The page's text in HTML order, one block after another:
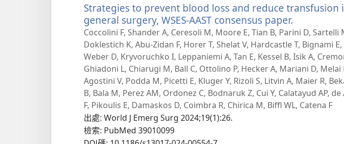
Strategies to prevent blood loss and reduce transfusion
general surgery, WSES-AAST consensus paper.
啟
新
視
窗）
Coccolini F, Shander A, Ceresoli M, Moore E, Tian B, Parini D, Sartelli
Doklestich K, Abu-Zidan F, Horer T, Shelat V, Hardcastle T, Bignami
Weber D, Kryvoruchko I, Leppaniemi A, Tan E, Kessel B, Isik A,
Ghiadoni L, Chiarugi M, Ball C, Ottolino P, Hecker A, Mariani D,
Agostini V, Podda M, Picetti E, Kluger Y, Rizoli S, Litvin A, Maier R,
B, Bala M, Perez AM, Ordonez C, Bodnaruk Z, Cui Y, Calatayud AP,
F, Pikoulis E, Damaskos D, Coimbra R, Chirica M, Biffl WL, Catena F
出處‎: World J Emerg Surg 2024;19(1):26.
檢索‎: PubMed 39010099